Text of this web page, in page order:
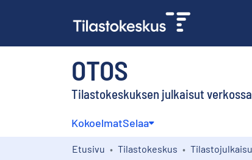
OTOS
Tilastokeskuksen julkaisut verkossa
KokoelmatSelaa
Etusivu Tilastokeskus